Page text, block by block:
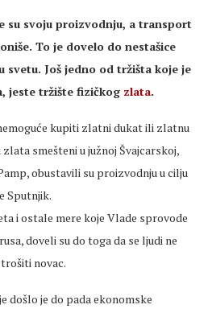
su svoju proizvodnju, a transport
To je dovelo do nestašice
Još jedno od tržišta koje je
jeste tržište fizičkog zlata.
kupiti zlatni dukat ili zlatnu
smešteni u južnoj Švajcarskoj,
obustavili su proizvodnju u cilju
Sputnjik.
i ostale mere koje Vlade sprovode
doveli su do toga da se ljudi ne
novac.
došlo je do pada ekonomske